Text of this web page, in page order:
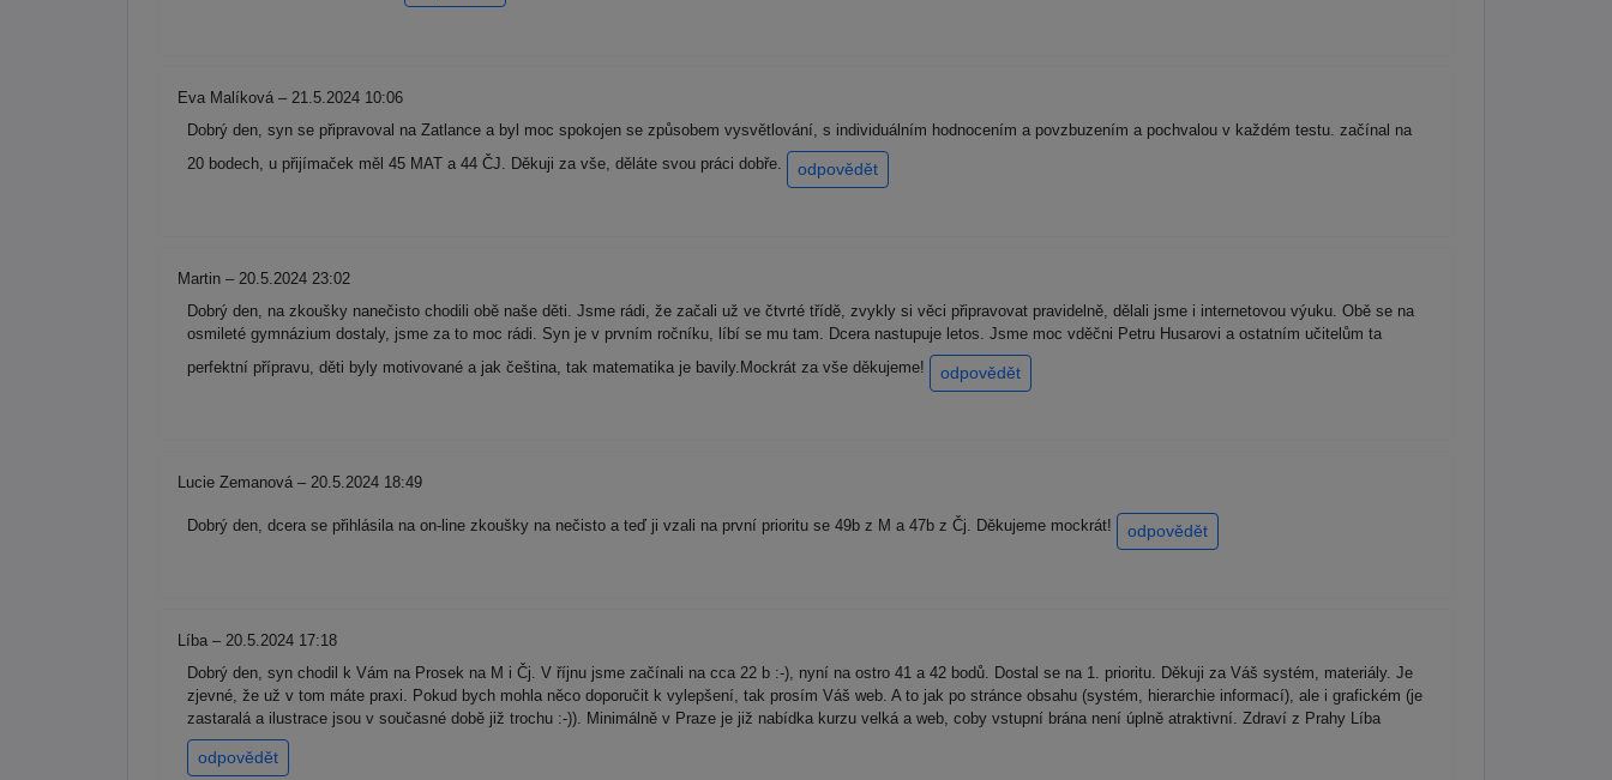
Eva Malíková – 21.5.2024 10:06
Dobrý den, syn se připravoval na Zatlance a byl moc spokojen se způsobem vysvětlování, s individuálním hodnocením a povzbuzením a pochvalou v každém testu. začínal na
20 bodech, u přijímaček měl 45 MAT a 44 ČJ. Děkuji za vše, děláte svou práci dobře.
odpovědět
Martin – 20.5.2024 23:02
Dobrý den, na zkoušky nanečisto chodili obě naše děti. Jsme rádi, že začali už ve čtvrté třídě, zvykly si věci připravovat pravidelně, dělali jsme i internetovou výuku. Obě se na
osmileté gymnázium dostaly, jsme za to moc rádi. Syn je v prvním ročníku, líbí se mu tam. Dcera nastupuje letos. Jsme moc vděčni Petru Husarovi a ostatním učitelům ta
perfektní přípravu, děti byly motivované a jak čeština, tak matematika je bavily.Mockrát za vše děkujeme!
odpovědět
Lucie Zemanová – 20.5.2024 18:49
Dobrý den, dcera se přihlásila na on-line zkoušky na nečisto a teď ji vzali na první prioritu se 49b z M a 47b z Čj. Děkujeme mockrát! odpovědět
Líba – 20.5.2024 17:18
Dobrý den, syn chodil k Vám na Prosek na M i Čj. V říjnu jsme začínali na cca 22 b :-), nyní na ostro 41 a 42 bodů. Dostal se na 1. prioritu. Děkuji za Váš systém, materiály. Je
zjevné, že už v tom máte praxi. Pokud bych mohla něco doporučit k vylepšení, tak prosím Váš web. A to jak po stránce obsahu (systém, hierarchie informací), ale i grafickém (je
zastaralá a ilustrace jsou v současné době již trochu :-)). Minimálně v Praze je již nabídka kurzu velká a web, coby vstupní brána není úplně atraktivní. Zdraví z Prahy Líba
odpovědět